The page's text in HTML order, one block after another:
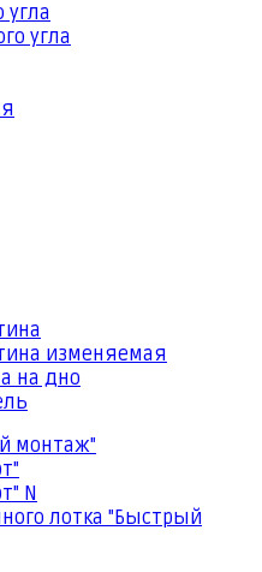
угла
изменяемая
на дно
монтаж"
N
лотка "Быстрый